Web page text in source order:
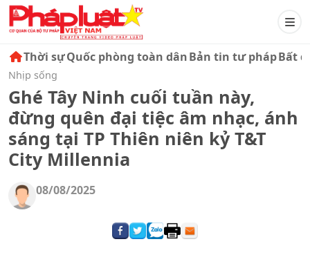
Thời sựQuốc phòng toàn dânBản tin tư phápBất
Nhịp sống
Ghé Tây Ninh cuối tuần này,
đừng quên đại tiệc âm nhạc, ánh
sáng tại TP Thiên niên kỷ T&T
City Millennia
08/08/2025